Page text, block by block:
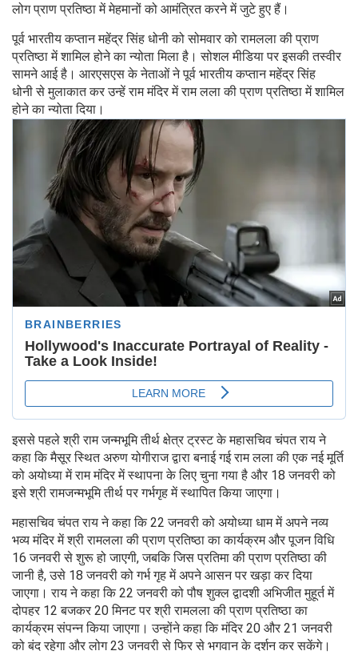
लोग प्राण प्रतिष्ठा में मेहमानों को आमंत्रित करने में जुटे हुए हैं।
पूर्व भारतीय कप्तान महेंद्र सिंह धोनी को सोमवार को रामलला की प्राण
प्रतिष्ठा में शामिल होने का न्योता मिला है। सोशल मीडिया पर इसकी तस्वीर
सामने आई है। आरएसएस के नेताओं ने पूर्व भारतीय कप्तान महेंद्र सिंह
धोनी से मुलाकात कर उन्हें राम मंदिर में राम लला की प्राण प्रतिष्ठा में शामिल
होने का न्योता दिया।
इससे पहले श्री राम जन्मभूमि तीर्थ क्षेत्र ट्रस्ट के महासचिव चंपत राय ने
कहा कि मैसूर स्थित अरुण योगीराज द्वारा बनाई गई राम लला की एक नई मूर्ति
को अयोध्या में राम मंदिर में स्थापना के लिए चुना गया है और 18 जनवरी को
इसे श्री रामजन्मभूमि तीर्थ पर गर्भगृह में स्थापित किया जाएगा।
महासचिव चंपत राय ने कहा कि 22 जनवरी को अयोध्या धाम में अपने नव्य
भव्य मंदिर में श्री रामलला की प्राण प्रतिष्ठा का कार्यक्रम और पूजन विधि
16 जनवरी से शुरू हो जाएगी, जबकि जिस प्रतिमा की प्राण प्रतिष्ठा की
जानी है, उसे 18 जनवरी को गर्भ गृह में अपने आसन पर खड़ा कर दिया
जाएगा। राय ने कहा कि 22 जनवरी को पौष शुक्ल द्वादशी अभिजीत मुहूर्त में
दोपहर 12 बजकर 20 मिनट पर श्री रामलला की प्राण प्रतिष्ठा का
कार्यक्रम संपन्न किया जाएगा। उन्होंने कहा कि मंदिर 20 और 21 जनवरी
को बंद रहेगा और लोग 23 जनवरी से फिर से भगवान के दर्शन कर सकेंगे।